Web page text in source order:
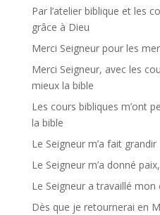
Par l’atelier biblique et les
grâce à Dieu
Merci Seigneur pour les
Merci Seigneur, avec les
mieux la bible
Les cours bibliques m’ont
la bible
Le Seigneur m’a fait grandir
Le Seigneur m’a donné
Le Seigneur a travaillé mon
Dès que je retournerai en